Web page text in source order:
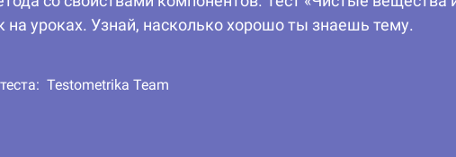
уроках. Узнай, насколько хорошо ты знаешь тему.
Testometrika Team